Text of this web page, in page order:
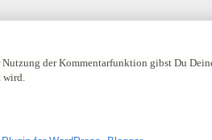
der Kommentarfunktion gibst Du